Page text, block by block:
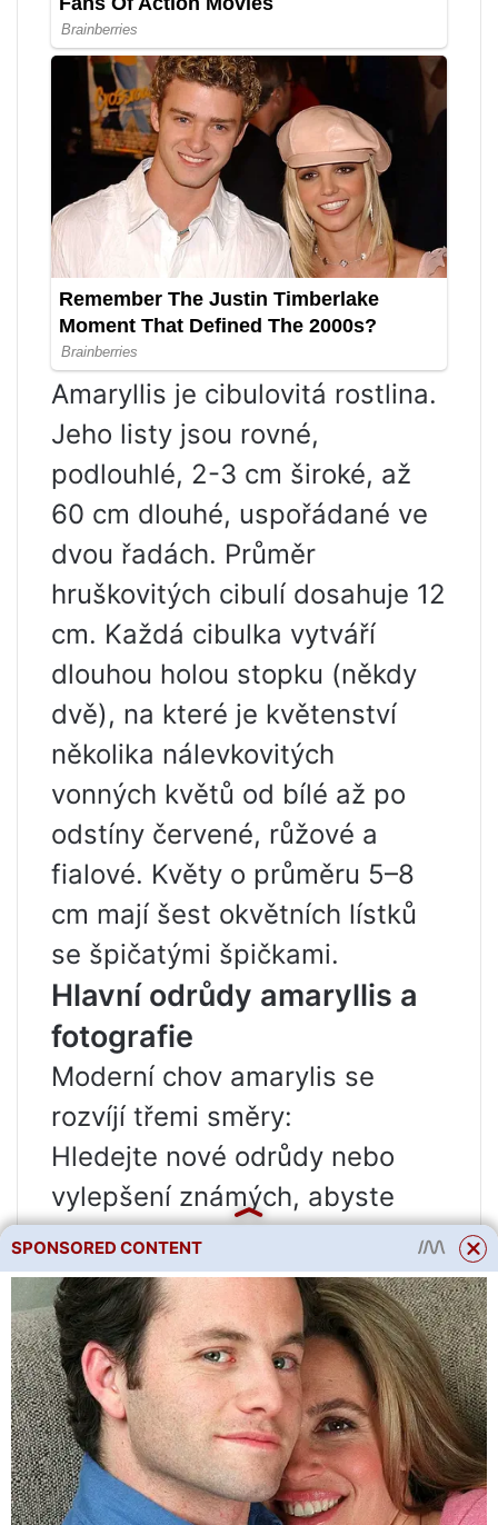
Amaryllis je cibulovitá rostlina.
Jeho listy jsou rovné,
podlouhlé, 2-3 cm široké, až
60 cm dlouhé, uspořádané ve
dvou řadách. Průměr
hruškovitých cibulí dosahuje 12
cm. Každá cibulka vytváří
dlouhou holou stopku (někdy
dvě), na které je květenství
několika nálevkovitých
vonných květů od bílé až po
odstíny červené, růžové a
fialové. Květy o průměru 5–8
cm mají šest okvětních lístků
se špičatými špičkami.
Hlavní odrůdy amaryllis a
fotografie
Moderní chov amarylis se
rozvíjí třemi směry:
Hledejte nové odrůdy nebo
vylepšení známých, abyste
zvýšili velikost květu. Patří sem
tyto froté odrůdy:
DoubleRoma, Celica,
DoubleDragon atd. Nedvojité
odrůdy zahrnují Ampulo,
BlackPearl, Exotica, Moonlight,
Matterhorn, WhiteBaby atd.
Hledejte originální vícebarevné
SPONSORED CONTENT